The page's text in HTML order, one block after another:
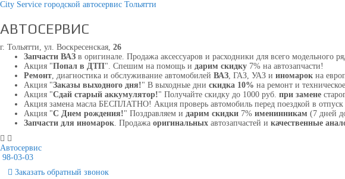
City Service городской автосервис Тольятти
АВТОСЕРВИС
г. Тольятти, ул. Воскресенская, 26
Запчасти ВАЗ в оригинале. Продажа аксессуаров и расходники для всего модельного
Акция "Попал в ДТП". Спешим на помощь и дарим скидку 7% на автозапчасти!
Ремонт, диагностика и обслуживание автомобилей ВАЗ, ГАЗ, УАЗ и иномарок на
Акция "Заказы выходного дня!" В выходные дни скидка 10% на ремонт и
Акция "Сдай старый аккумулятор!" Получайте скидку до 1000 руб. при замене
Акция замена масла БЕСПЛАТНО! Акция проверь автомобиль перед поездкой в
Акция "С Днем рождения!" Поздравляем и дарим скидки 7% именинникам (7 дней
Запчасти для иномарок. Продажа оригинальных автозапчастей и качественные
Автосервис
98-03-03
Заказать обратный звонок